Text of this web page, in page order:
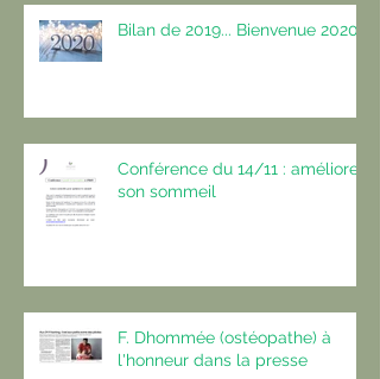
Bilan de 2019... Bienvenue 2020 !
Conférence du 14/11 : améliorer
son sommeil
F. Dhommée (ostéopathe) à
l'honneur dans la presse